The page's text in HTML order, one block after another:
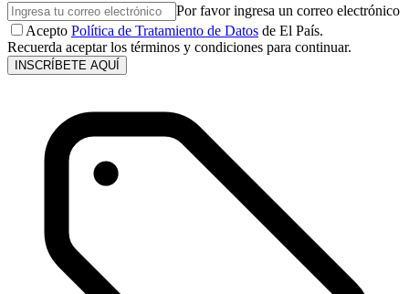
Por favor ingresa un correo electrónico
Acepto Política de Tratamiento de Datos de El País.
Recuerda aceptar los términos y condiciones para continuar.
INSCRÍBETE AQUÍ